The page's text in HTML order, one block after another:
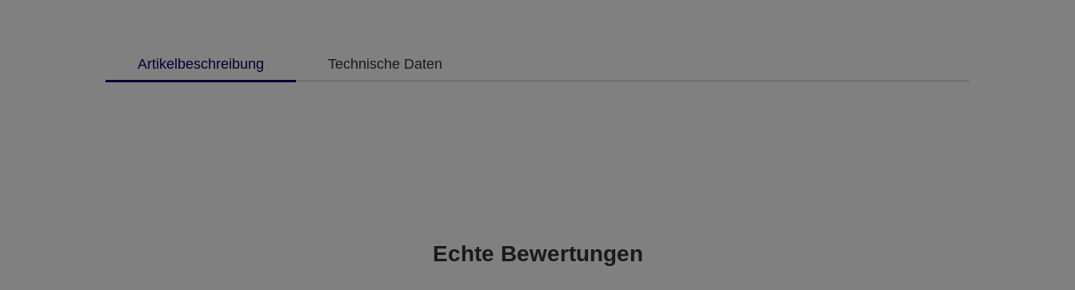
Artikelbeschreibung Technische Daten
Echte Bewertungen